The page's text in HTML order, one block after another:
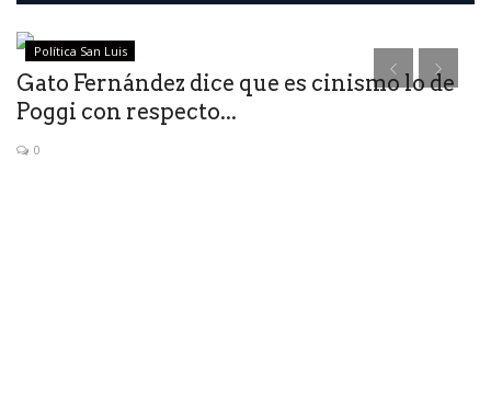
Política San Luis
Gato Fernández dice que es cinismo lo de
Poggi con respecto...
0